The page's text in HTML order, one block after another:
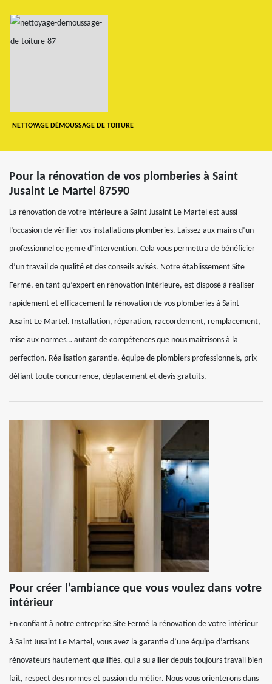
NETTOYAGE DÉMOUSSAGE DE TOITURE
Pour la rénovation de vos plomberies à Saint
Jusaint Le Martel 87590
La rénovation de votre intérieure à Saint Jusaint Le Martel est aussi
l’occasion de vérifier vos installations plomberies. Laissez aux mains d’un
professionnel ce genre d’intervention. Cela vous permettra de bénéficier
d’un travail de qualité et des conseils avisés. Notre établissement Site
Fermé, en tant qu’expert en rénovation intérieure, est disposé à réaliser
rapidement et efficacement la rénovation de vos plomberies à Saint
Jusaint Le Martel. Installation, réparation, raccordement, remplacement,
mise aux normes… autant de compétences que nous maitrisons à la
perfection. Réalisation garantie, équipe de plombiers professionnels, prix
défiant toute concurrence, déplacement et devis gratuits.
Pour créer l’ambiance que vous voulez dans votre
intérieur
En confiant à notre entreprise Site Fermé la rénovation de votre intérieur
à Saint Jusaint Le Martel, vous avez la garantie d’une équipe d’artisans
rénovateurs hautement qualifiés, qui a su allier depuis toujours travail bien
fait, respect des normes et passion du métier. Nous vous orienterons dans